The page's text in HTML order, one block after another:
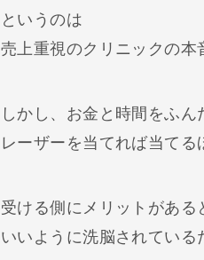
というのは
売上重視のクリニックの本
しかし、お金と時間をふん
レーザーを当てれば当てる
受ける側にメリットがある
いいように洗脳されている